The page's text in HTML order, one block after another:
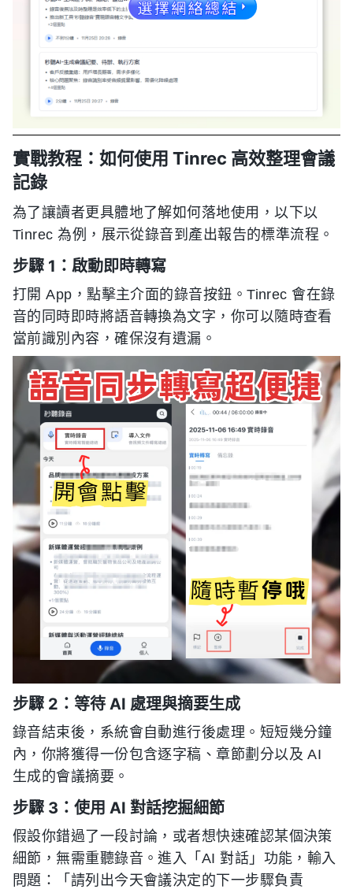
實戰教程：如何使用 Tinrec 高效整理會議
記錄
為了讓讀者更具體地了解如何落地使用，以下以
Tinrec 為例，展示從錄音到產出報告的標準流程。
步驟 1：啟動即時轉寫
打開 App，點擊主介面的錄音按鈕。Tinrec 會在錄
音的同時即時將語音轉換為文字，你可以隨時查看
當前識別內容，確保沒有遺漏。
步驟 2：等待 AI 處理與摘要生成
錄音結束後，系統會自動進行後處理。短短幾分鐘
內，你將獲得一份包含逐字稿、章節劃分以及 AI
生成的會議摘要。
步驟 3：使用 AI 對話挖掘細節
假設你錯過了一段討論，或者想快速確認某個決策
細節，無需重聽錄音。進入「AI 對話」功能，輸入
問題：「請列出今天會議決定的下一步驟負責